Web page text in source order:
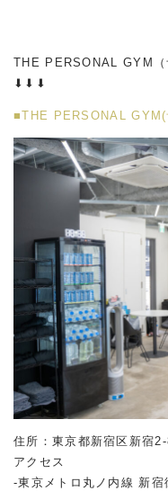
THE PERSONAL GYM（
⬇︎⬇︎⬇︎
■THE PERSONAL GYM(
住所：東京都新宿区新宿
アクセス
-東京メトロ丸ノ内線 新